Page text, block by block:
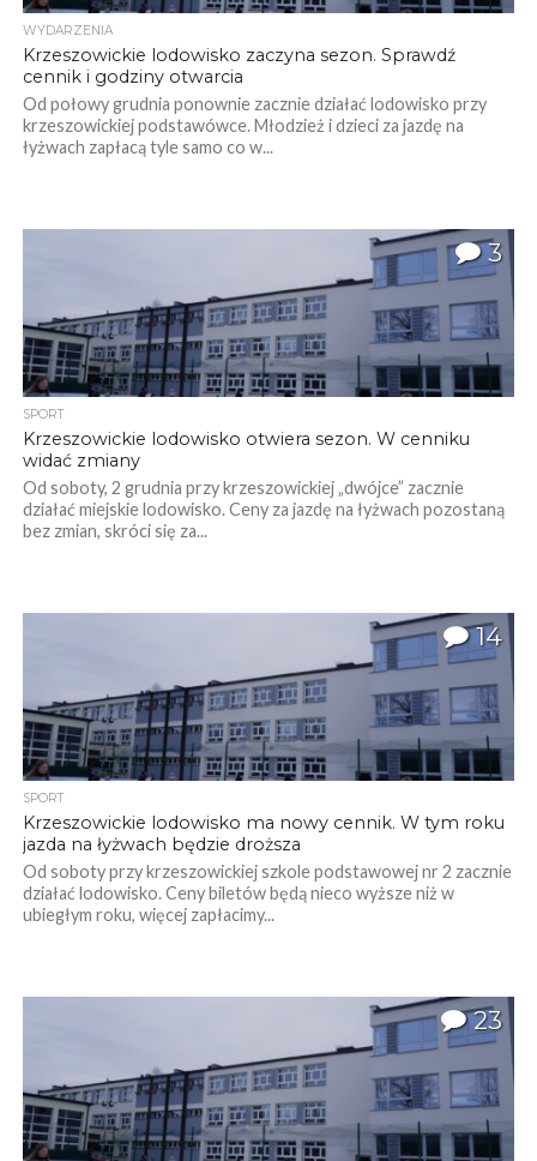
WYDARZENIA
Krzeszowickie lodowisko zaczyna sezon. Sprawdź
cennik i godziny otwarcia
Od połowy grudnia ponownie zacznie działać lodowisko przy
krzeszowickiej podstawówce. Młodzież i dzieci za jazdę na
łyżwach zapłacą tyle samo co w...
3
SPORT
Krzeszowickie lodowisko otwiera sezon. W cenniku
widać zmiany
Od soboty, 2 grudnia przy krzeszowickiej „dwójce” zacznie
działać miejskie lodowisko. Ceny za jazdę na łyżwach pozostaną
bez zmian, skróci się za...
14
SPORT
Krzeszowickie lodowisko ma nowy cennik. W tym roku
jazda na łyżwach będzie droższa
Od soboty przy krzeszowickiej szkole podstawowej nr 2 zacznie
działać lodowisko. Ceny biletów będą nieco wyższe niż w
ubiegłym roku, więcej zapłacimy...
23